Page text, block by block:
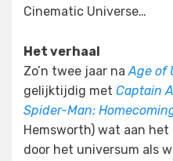
Cinematic Universe…
Het verhaal
Zo’n twee jaar naAge of
gelijktijdig met Captain
Spider-Man:
Hemsworth) wat aan
door het universum als